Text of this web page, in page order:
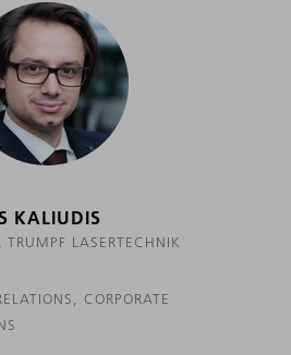
KALIUDIS
TRUMPF LASERTECHNIK
CORPORATE